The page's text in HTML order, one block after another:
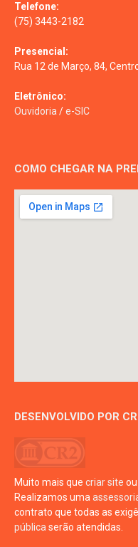
Telefone:
(75) 3443-2182
Presencial:
Rua 12 de Março, 84,
Eletrônico:
Ouvidoria/e-SIC
COMO CHEGAR NA
DESENVOLVIDO POR
Muito mais que criar site ou
Realizamos uma
contrato que todas as
públicaserão atendidas.